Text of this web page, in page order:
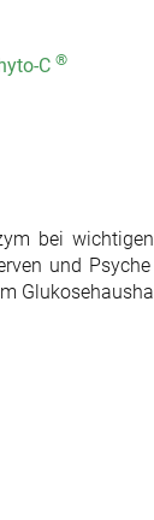
C®
bei
und